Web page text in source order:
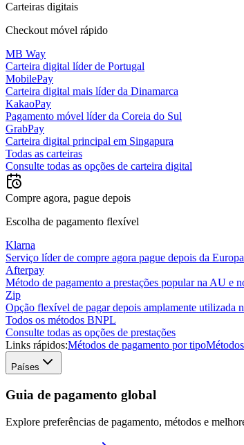
Carteiras digitais
Checkout móvel rápido
MB Way
Carteira digital líder de Portugal
MobilePay
Carteira digital mais líder da Dinamarca
KakaoPay
Pagamento móvel líder da Coreia do Sul
GrabPay
Carteira digital principal em Singapura
Todas as carteiras
Consulte todas as opções de carteira digital
Compre agora, pague depois
Escolha de pagamento flexível
Klarna
Serviço líder de compre agora pague depois da Europa
Afterpay
Método de pagamento a prestações popular na AU e
Zip
Opção flexível de pagar depois amplamente utilizada
Todos os métodos BNPL
Consulte todas as opções de prestações
Links rápidos:Métodos de pagamento por tipo
Países
Guia de pagamento global
Explore preferências de pagamento, métodos e